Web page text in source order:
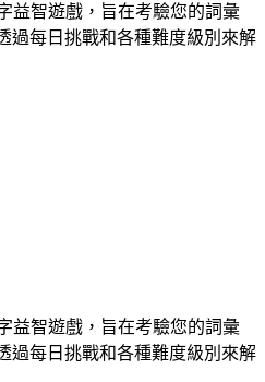
益智遊戲，旨在考驗您的詞彙
過每日挑戰和各種難度級別來解
益智遊戲，旨在考驗您的詞彙
過每日挑戰和各種難度級別來解